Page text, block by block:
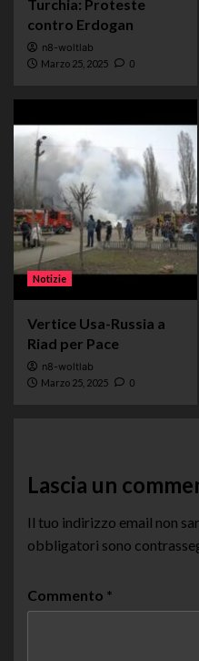
Turchia: Proteste
contro Erdogan
n8-woltlab
Marzo 25, 2025 0
Notizie
Vertice Usa-Russia a
Riad per Pace
n8-woltlab
Marzo 25, 2025 0
Lascia un
Il tuo indirizzo email non
obbligatori sono
Commento *